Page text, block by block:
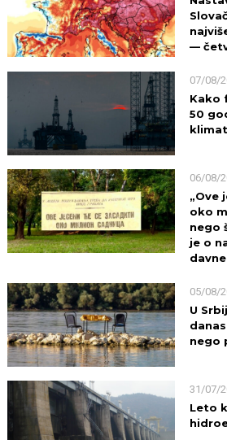
—
07/08/
Kako
50
06/08/
„Ove
oko
nego
je o
05/08/
U
nego
31/07/
Leto